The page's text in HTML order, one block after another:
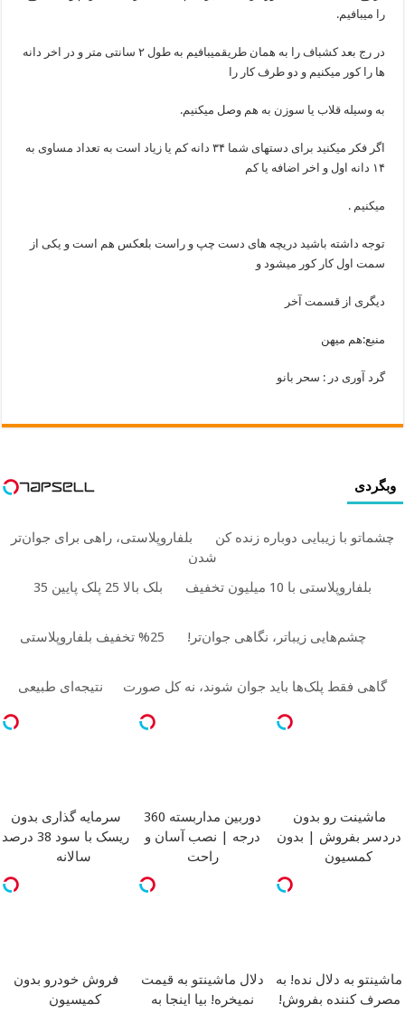
را میبافیم.
در رج بعد کشباف را به همان طریقمیبافیم به طول ۲ سانتی متر و در اخر دانه
ها را کور میکنیم و دو طرف کار را
به وسیله قلاب یا سوزن به هم وصل میکنیم.
اگر فکر میکنید برای دستهای شما ۳۴ دانه کم یا زیاد است به تعداد مساوی به
۱۴ دانه اول و اخر اضافه یا کم
میکنیم .
توجه داشته باشید دریچه های دست چپ و راست بلعکس هم است و یکی از
سمت اول کار کور میشود و
دیگری از قسمت آخر
منبع:هم میهن
گرد آوری در : سحر بانو
وبگردی
چشماتو با زیبایی دوباره زنده کن
بلفاروپلاستی، راهی برای جوان‌تر
شدن
بلفاروپلاستی با 10 میلیون تخفیف
بلک بالا 25 پلک پایین 35
چشم‌هایی زیباتر، نگاهی جوان‌تر!
گاهی فقط پلک‌ها باید جوان شوند، نه کل صورت نتیجه‌ای طبیعی
ماشینت رو بدون
دردسر بفروش | بدون
کمسیون
دوربین مداربسته 360
درجه | نصب آسان و
راحت
سرمایه گذاری بدون
ریسک با سود 38 درصد
سالانه
ماشینتو به دلال نده! به
مصرف کننده بفروش!
دلال ماشینتو به قیمت
نمیخره! بیا اینجا به
فروش خودرو بدون
کمیسیون